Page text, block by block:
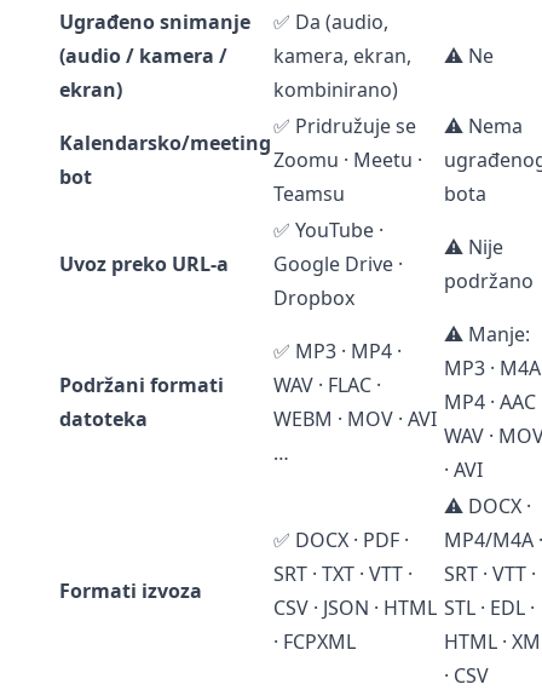
Ugrađeno snimanje
(audio / kamera /
ekran)
✅ Da (audio,
kamera, ekran,
kombinirano)
⚠️ Ne
Kalendarsko/meeting
bot
✅ Pridružuje se
Zoomu · Meetu ·
Teamsu
⚠️ Nema
bota
Uvoz preko URL-a
✅ YouTube ·
Google Drive ·
Dropbox
⚠️ Nije
podržano
Podržani formati
datoteka
✅ MP3 · MP4 ·
WAV · FLAC ·
WEBM · MOV · AVI
…
⚠️ Manje:
MP3 · M4A
MP4 · AAC
WAV ·
· AVI
Formati izvoza
✅ DOCX · PDF ·
SRT · TXT · VTT ·
CSV · JSON · HTML
· FCPXML
⚠️ DOCX ·
MP4/M4A ·
SRT · VTT ·
STL · EDL ·
HTML ·
· CSV